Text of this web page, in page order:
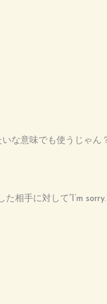
な意味でも使うじゃん
相手に対して“I’m